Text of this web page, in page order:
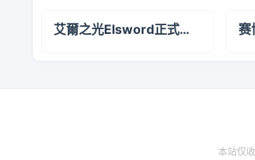
艾爾之光Elsword正式官方
本站仅